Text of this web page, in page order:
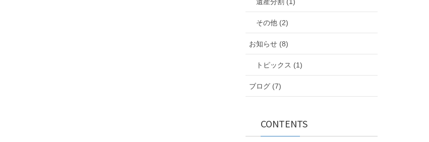
その他 (2)
お知らせ (8)
トピックス (1)
ブログ (7)
CONTENTS